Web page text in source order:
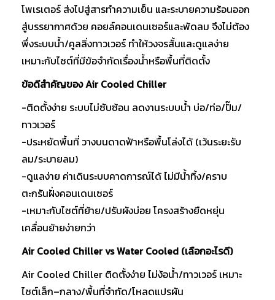
โพเรเตอร์ ส่งไปสู่สารทำความเย็น และระบายความร้อนออก
สู่บรรยากาศด้วย คอยล์คอนเดนเซอร์และพัดลม จึงไม่ต้อง
พึ่งระบบน้ำ/คูลลิ่งทาวเวอร์ ทำให้วงจรสั้นและดูแลง่าย
เหมาะกับไซต์ที่มีข้อจำกัดเรื่องน้ำหรือพื้นที่ติดตั้ง
ข้อดีสำคัญของ Air Cooled Chiller
-ติดตั้งง่าย ระบบไม่ซับซ้อน ลดงานระบบน้ำ บ่อ/ท่อ/ปั๊ม/
ทาวเวอร์
-ประหยัดพื้นที่ วางบนดาดฟ้าหรือพื้นโล่งได้ (เว้นระยะรับ
ลม/ระบายลม)
-ดูแลง่าย ค่าเดินระบบคาดการณ์ได้ ไม่มีน้ำทิ้ง/คราบ
ตะกรันฝั่งคอนเดนเซอร์
-เหมาะกับไซต์ที่ย้าย/ปรับผังบ่อย โครงสร้างยืดหยุ่น
เคลื่อนย้ายง่ายกว่า
Air Cooled Chiller vs Water Cooled (เลือกอะไรดี)
Air Cooled Chiller ติดตั้งง่าย ไม่ง้อน้ำ/ทาวเวอร์ เหมาะ
ไซต์เล็ก–กลาง/พื้นที่จำกัด/โหลดแปรผัน